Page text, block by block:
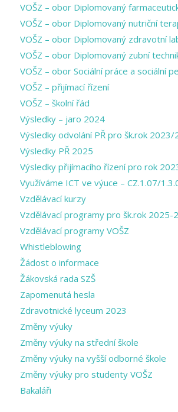
VOŠZ – obor Diplomovaný
VOŠZ – obor Diplomovaný nutriční
VOŠZ – obor Diplomovaný zdravotní
VOŠZ – obor Diplomovaný zubní
VOŠZ – obor Sociální práce a sociální
VOŠZ – přijímací řízení
VOŠZ – školní řád
Výsledky – jaro 2024
Výsledky odvolání PŘ pro šk.rok 2023/
Výsledky PŘ 2025
Výsledky přijímacího řízení pro rok
Využíváme ICT ve výuce – CZ.1.07/
Vzdělávací kurzy
Vzdělávací programy pro šk.rok 2025-
Vzdělávací programy VOŠZ
Whistleblowing
Žádost o informace
Žákovská rada SZŠ
Zapomenutá hesla
Zdravotnické lyceum 2023
Změny výuky
Změny výuky na střední škole
Změny výuky na vyšší odborné škole
Změny výuky pro studenty VOŠZ
Bakaláři